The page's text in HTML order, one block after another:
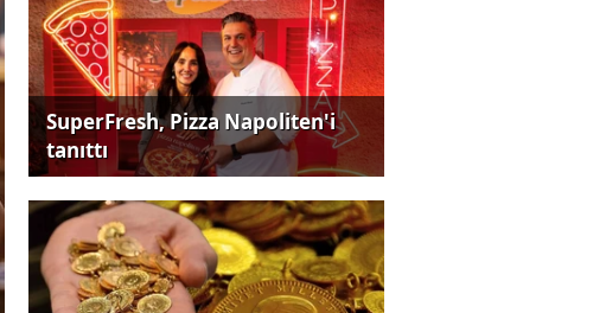
SuperFresh, Pizza Napoliten'i
tanıttı